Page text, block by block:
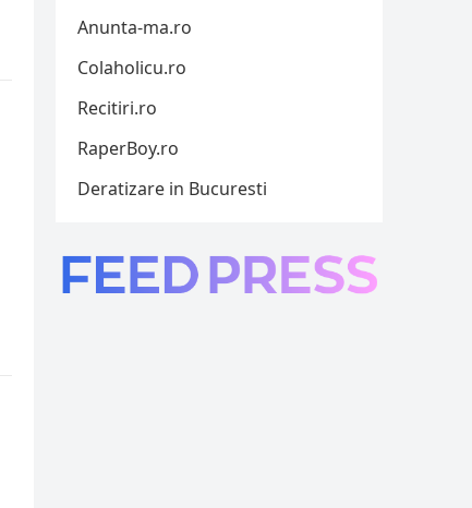
Anunta-ma.ro
Colaholicu.ro
Recitiri.ro
RaperBoy.ro
Deratizare in Bucuresti